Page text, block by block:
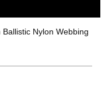
Ballistic Nylon Webbing